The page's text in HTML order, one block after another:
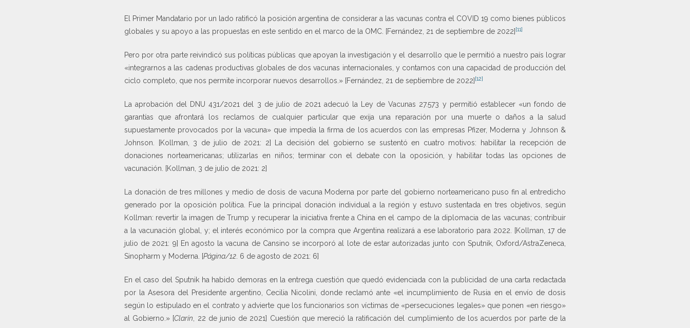
El Primer Mandatario por un lado ratificó la posición argentina de considerar a las vacunas contra el COVID 19 como bienes públicos
globales y su apoyo a las propuestas en este sentido en el marco de la OMC. [Fernández, 21 de septiembre de 2022] [11]
Pero por otra parte reivindicó sus políticas públicas que apoyan la investigación y el desarrollo que le permitió a nuestro país lograr
«integrarnos a las cadenas productivas globales de dos vacunas internacionales, y contamos con una capacidad de producción del
ciclo completo, que nos permite incorporar nuevos desarrollos.» [Fernández, 21 de septiembre de 2022] [12]
La aprobación del DNU 431/2021 del 3 de julio de 2021 adecuó la Ley de Vacunas 27.573 y permitió establecer «un fondo de
garantías que afrontará los reclamos de cualquier particular que exija una reparación por una muerte o daños a la salud
supuestamente provocados por la vacuna» que impedía la firma de los acuerdos con las empresas Pfizer, Moderna y Johnson &
Johnson. [Kollman, 3 de julio de 2021: 2] La decisión del gobierno se sustentó en cuatro motivos: habilitar la recepción de
donaciones norteamericanas; utilizarlas en niños; terminar con el debate con la oposición, y habilitar todas las opciones de
vacunación. [Kollman, 3 de julio de 2021: 2]
La donación de tres millones y medio de dosis de vacuna Moderna por parte del gobierno norteamericano puso fin al entredicho
generado por la oposición política. Fue la principal donación individual a la región y estuvo sustentada en tres objetivos, según
Kollman: revertir la imagen de Trump y recuperar la iniciativa frente a China en el campo de la diplomacia de las vacunas; contribuir
a la vacunación global, y; el interés económico por la compra que Argentina realizará a ese laboratorio para 2022. [Kollman, 17 de
julio de 2021: 9] En agosto la vacuna de Cansino se incorporó al lote de estar autorizadas junto con Sputnik, Oxford/AstraZeneca,
Sinopharm y Moderna. [Página/12. 6 de agosto de 2021: 6]
En el caso del Sputnik ha habido demoras en la entrega cuestión que quedó evidenciada con la publicidad de una carta redactada
por la Asesora del Presidente argentino, Cecilia Nicolini, donde reclamó ante «el incumplimiento de Rusia en el envío de dosis
según lo estipulado en el contrato y advierte que los funcionarios son víctimas de «persecuciones legales» que ponen «en riesgo»
al Gobierno.» [Clarín, 22 de junio de 2021] Cuestión que mereció la ratificación del cumplimiento de los acuerdos por parte de la